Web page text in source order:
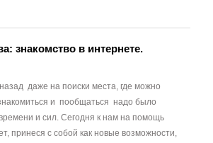
знакомство в интернете.
даже на поиски места, где можно
и пообщаться надо было
и сил. Сегодня к нам на помощь
принеся с собой как новые возможности,